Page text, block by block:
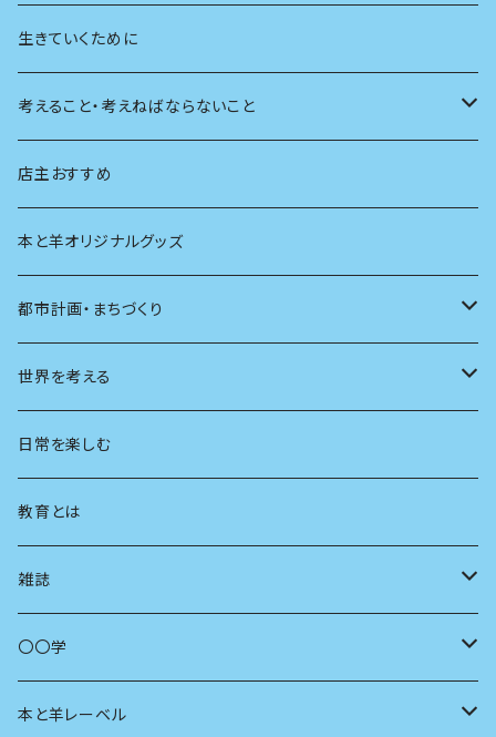
植物
天体
生物
生きていくために
考えること・考えねばならないこと
創元社 シリーズ「あいだで考える」
店主おすすめ
本と羊オリジナルグッズ
都市計画・まちづくり
都市
地方
まちづくり
コミュニティ
商いとは
世界を考える
思想
日常を楽しむ
教育とは
雑誌
母の友
ユリイカ
〇〇学
動物
本と羊レーベル